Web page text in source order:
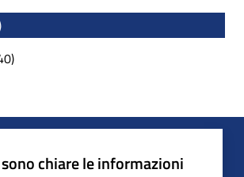
chiare le informazioni